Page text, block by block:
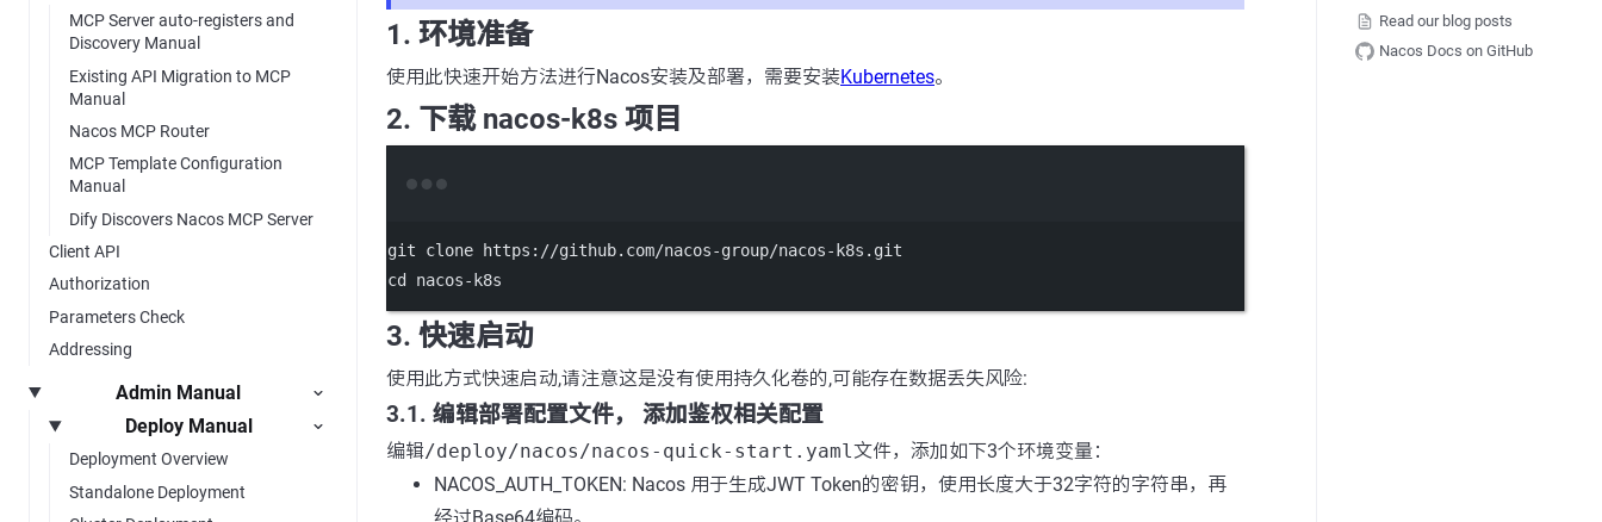
MCP Server auto-registers and
Discovery Manual
Existing API Migration to MCP
Manual
Nacos MCP Router
MCP Template Configuration
Manual
Dify Discovers Nacos MCP Server
Client API
Authorization
Parameters Check
Addressing
Admin Manual
Deploy Manual
Deployment Overview
Standalone Deployment
Read our blog posts
Nacos Docs on GitHub
1. 环境准备
使用此快速开始方法进行Nacos安装及部署，需要安装Kubernetes。
2. 下载 nacos-k8s 项目
git clone
https://github.com/nacos-group/nacos-k8s.git
cd
nacos-k8s
3. 快速启动
使用此方式快速启动,请注意这是没有使用持久化卷的,可能存在数据丢失风险:
3.1. 编辑部署配置文件， 添加鉴权相关配置
编辑/deploy/nacos/nacos-quick-start.yaml文件，添加如下3个环境变量：
NACOS_AUTH_TOKEN: Nacos 用于生成JWT Token的密钥，使用长度大于32字符的字符串，再